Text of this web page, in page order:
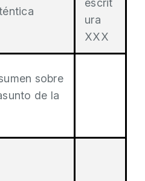
escrit
ura
XXX
sobre
de la